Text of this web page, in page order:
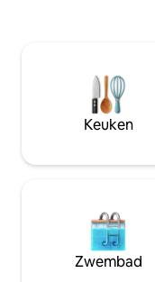
Keuken
Zwembad